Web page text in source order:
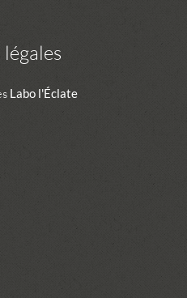
Labo l'Éclate